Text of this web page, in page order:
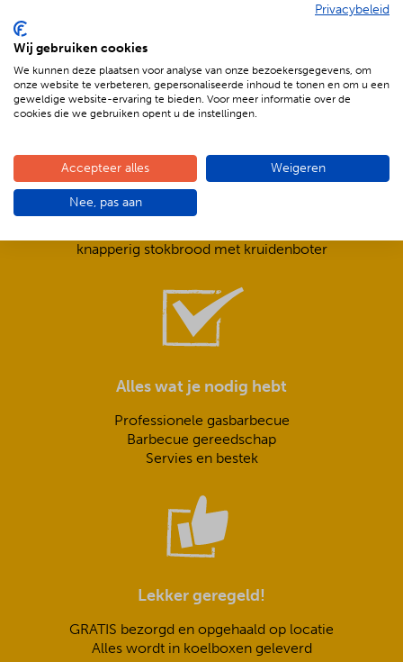
Compleet is ook écht compleet!
Frisse salades,
knapperig stokbrood met kruidenboter
Alles wat je nodig hebt
Professionele gasbarbecue
Barbecue gereedschap
Servies en bestek
Lekker geregeld!
GRATIS bezorgd en opgehaald op locatie
Alles wordt in koelboxen geleverd
Privacybeleid
Wij gebruiken cookies
We kunnen deze plaatsen voor analyse van onze bezoekersgegevens, om
onze website te verbeteren, gepersonaliseerde inhoud te tonen en om u een
geweldige website-ervaring te bieden. Voor meer informatie over de
cookies die we gebruiken opent u de instellingen.
Accepteer alles Weigeren
Nee, pas aan